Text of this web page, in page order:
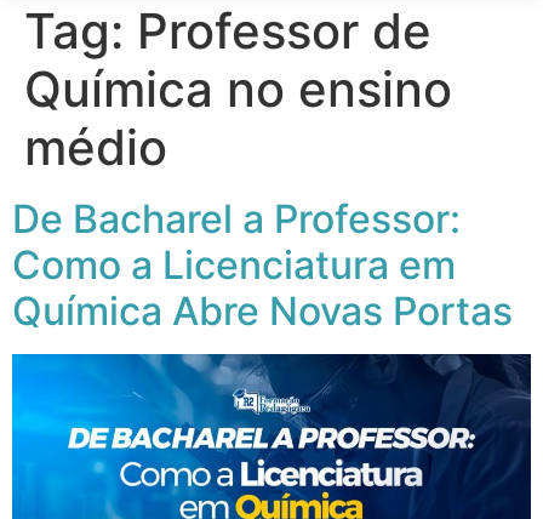
Tag: Professor de
Química no ensino
médio
De Bacharel a Professor:
Como a Licenciatura em
Química Abre Novas Portas